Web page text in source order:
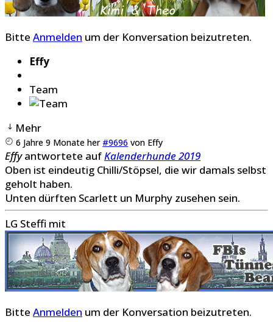
Bitte Anmelden um der Konversation beizutreten.
Effy
Team
Mehr
6 Jahre 9 Monate her #9696 von Effy
Effyantwortete aufKalenderhunde 2019
Oben ist eindeutig Chilli/Stöpsel, die wir damals selbst
geholt haben.
Unten dürften Scarlett un Murphy zusehen sein.
LG Steffi mit
Bitte Anmelden um der Konversation beizutreten.